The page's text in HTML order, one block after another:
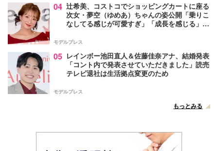
04 辻希美、コストコでショッピングカートに座る
次女・夢空（ゆめあ）ちゃんの姿公開「乗りこ
なしてる感じが可愛すぎ」「成長を感じる」の
モデルプレス
05 レインボー池田直人＆佐藤佳奈アナ、結婚発表
「コント内で発表させていただきました」読売
テレビ退社は生活拠点変更のため
モデルプレス
もっとみる